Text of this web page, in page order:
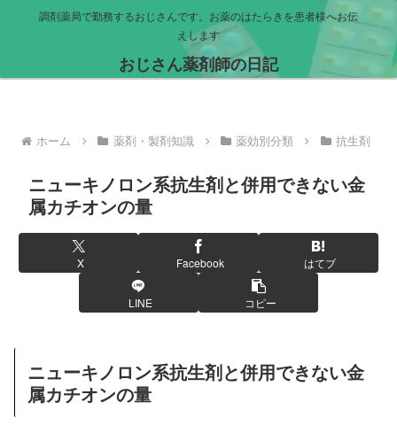
調剤薬局で勤務するおじさんです。お薬のはたらきを患者様へお伝
えします
おじさん薬剤師の日記
ホーム 薬剤・製剤知識 薬効別分類 抗生剤
ニューキノロン系抗生剤と併用できない金
属カチオンの量
X Facebook はてブ
LINE コピー
ニューキノロン系抗生剤と併用できない金
属カチオンの量